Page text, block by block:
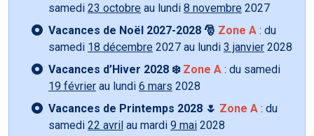
samedi 23 octobre au lundi 8 novembre 2027
Vacances de Noël 2027-2028 🎅 Zone A : du
samedi 18 décembre 2027 au lundi 3 janvier 2028
Vacances d’Hiver 2028 ❄️ Zone A : du samedi
19 février au lundi 6 mars 2028
Vacances de Printemps 2028 🌷 Zone A : du
samedi 22 avril au mardi 9 mai 2028